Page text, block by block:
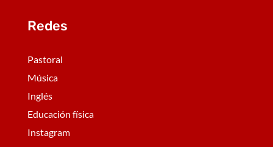
Redes
Pastoral
Música
Inglés
Educación física
Instagram